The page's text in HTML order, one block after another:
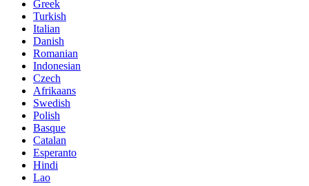
Greek
Turkish
Italian
Danish
Romanian
Indonesian
Czech
Afrikaans
Swedish
Polish
Basque
Catalan
Esperanto
Hindi
Lao